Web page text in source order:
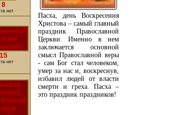
Пасха, день Воскресения
Христова – самый главный
праздник Православной
Церкви. Именно в нем
заключается основной
смысл Православной веры
- сам Бог стал человеком,
умер за нас и, воскреснув,
избавил людей от власти
смерти и греха. Пасха –
это праздник праздников!
8
нет
15
нет